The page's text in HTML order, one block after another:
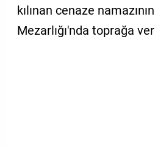
kılınan cenaze
Mezarlığı'nda toprağa